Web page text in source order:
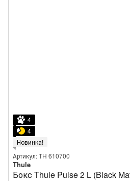
4
4
Новинка!
Артикул: TH 610700
Thule
Бокс Thule Pulse 2 L (Black